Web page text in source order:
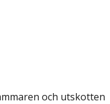
och utskotten